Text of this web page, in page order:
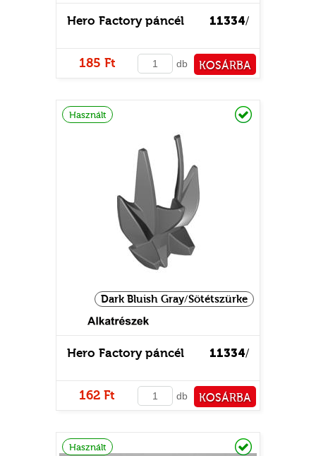
11334/
Hero Factory páncél
185 Ft db KOSÁRBA
Használt
Dark Bluish Gray/Sötétszürke
11334/
Hero Factory páncél
162 Ft db KOSÁRBA
Használt